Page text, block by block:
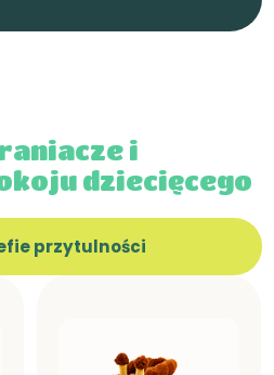
i
dziecięcego
przytulności